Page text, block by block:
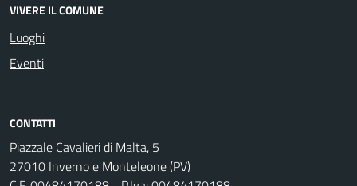
VIVERE IL COMUNE
Luoghi
Eventi
CONTATTI
Piazzale Cavalieri di Malta, 5
27010 Inverno e Monteleone (PV)